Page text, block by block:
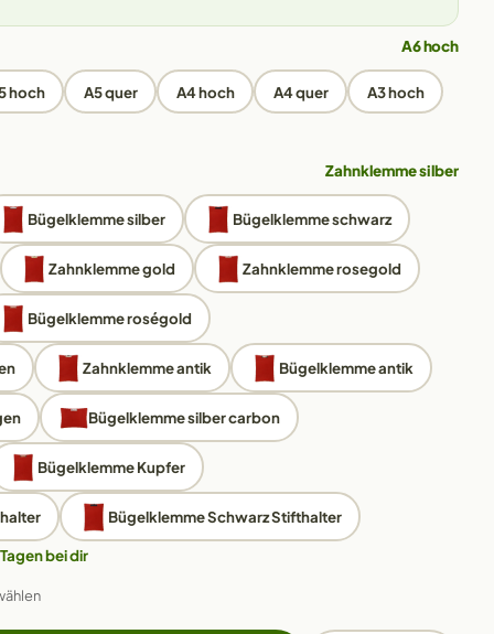
A6 hoch
hoch A5 quer A4 hoch A4 quer A3 hoch
Zahnklemme silber
Bügelklemme silber Bügelklemme schwarz
Zahnklemme gold Zahnklemme rosegold
Bügelklemme roségold
Zahnklemme antik Bügelklemme antik
Bügelklemme silber carbon
Bügelklemme Kupfer
Bügelklemme Schwarz Stifthalter
bei dir